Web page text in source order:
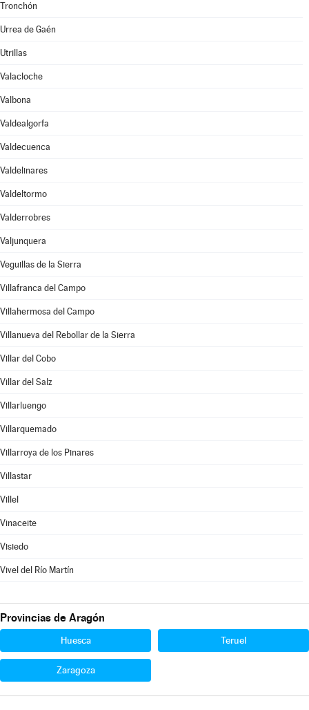
Tronchón
Urrea de Gaén
Utrillas
Valacloche
Valbona
Valdealgorfa
Valdecuenca
Valdelinares
Valdeltormo
Valderrobres
Valjunquera
Veguillas de la Sierra
Villafranca del Campo
Villahermosa del Campo
Villanueva del Rebollar de la Sierra
Villar del Cobo
Villar del Salz
Villarluengo
Villarquemado
Villarroya de los Pinares
Villastar
Villel
Vinaceite
Visiedo
Vivel del Río Martín
Provincias de Aragón
Huesca Teruel
Zaragoza